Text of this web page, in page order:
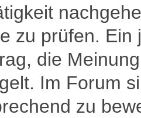
zu prüfen.
die
Im Forum
zu